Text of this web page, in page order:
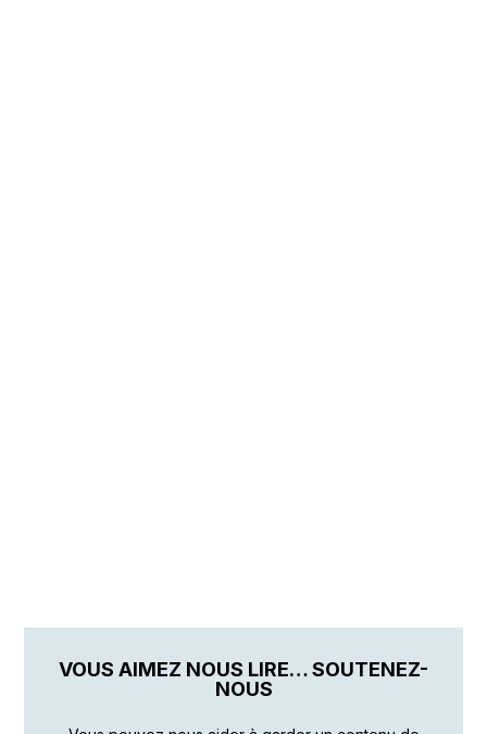
VOUS AIMEZ NOUS LIRE… SOUTENEZ-
NOUS